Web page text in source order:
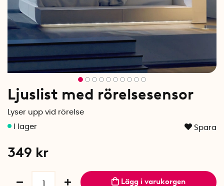
Ljuslist med rörelsesensor
Lyser upp vid rörelse
Spara
349 kr
Lägg i varukorgen